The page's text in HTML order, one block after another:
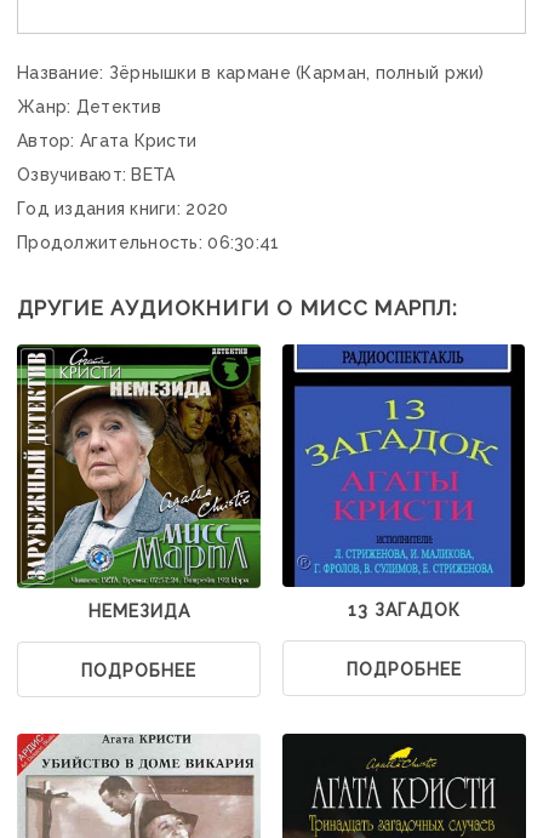
Название: Зёрнышки в кармане (Карман, полный ржи)
Жанр: Детектив
Автор: Агата Кристи
Озвучивают: ВЕТА
Год издания книги: 2020
Продолжительность: 06:30:41
ДРУГИЕ АУДИОКНИГИ О МИСС МАРПЛ:
НЕМЕЗИДА
ПОДРОБНЕЕ
13 ЗАГАДОК
ПОДРОБНЕЕ